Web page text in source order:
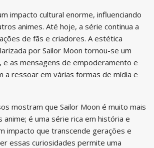
impacto cultural enorme, influenciando
animes. Até hoje, a série continua a
de fãs e criadores. A estética
por Sailor Moon tornou-se um
e as mensagens de empoderamento e
a ressoar em várias formas de mídia e
mostram que Sailor Moon é muito mais
anime; é uma série rica em história e
impacto que transcende gerações e
essas curiosidades permite uma